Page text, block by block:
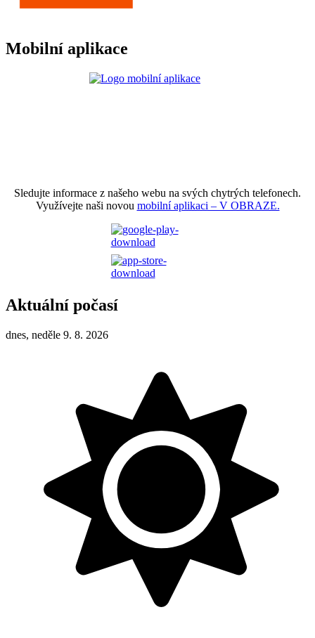
Mobilní aplikace
Sledujte informace z našeho webu na svých chytrých telefonech.
Využívejte naši novou mobilní aplikaci – V OBRAZE.
Aktuální počasí
dnes, neděle 9. 8. 2026